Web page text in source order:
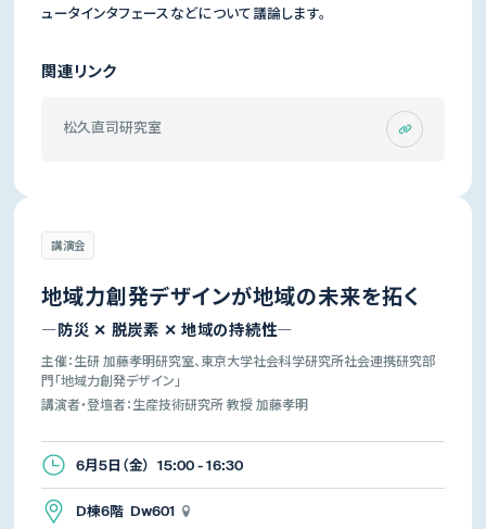
ュータインタフェースなどについて議論します。
関連リンク
松久直司研究室
講演会
地域力創発デザインが地域の未来を拓く
―防災 ✕ 脱炭素 ✕ 地域の持続性―
主催：生研 加藤孝明研究室、東京大学社会科学研究所社会連携研究部
門「地域力創発デザイン」
講演者・登壇者：生産技術研究所 教授 加藤孝明
6月5日（金） 15:00 - 16:30
D棟6階 Dw601